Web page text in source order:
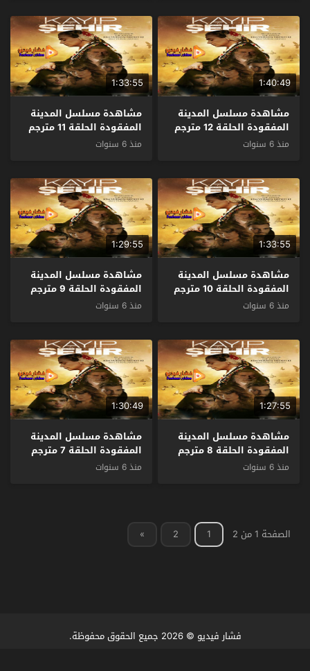
1:40:49
مشاهدة مسلسل المدينة
المفقودة الحلقة 12 مترجم
منذ 6 سنوات
1:33:55
مشاهدة مسلسل المدينة
المفقودة الحلقة 11 مترجم
منذ 6 سنوات
1:33:55
مشاهدة مسلسل المدينة
المفقودة الحلقة 10 مترجم
منذ 6 سنوات
1:29:55
مشاهدة مسلسل المدينة
المفقودة الحلقة 9 مترجم
منذ 6 سنوات
1:27:55
مشاهدة مسلسل المدينة
المفقودة الحلقة 8 مترجم
منذ 6 سنوات
1:30:49
مشاهدة مسلسل المدينة
المفقودة الحلقة 7 مترجم
منذ 6 سنوات
الصفحة 1 من 2 1
2
»
فشار فيديو © 2026 جميع الحقوق محفوظة.